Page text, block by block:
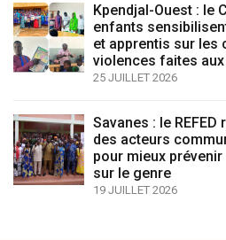
Kpendjal-Ouest : le
enfants
et apprentis sur les
violences faites
25 JUILLET 2026
Savanes : le
des acteurs
pour mieux
sur le genre
19 JUILLET 2026